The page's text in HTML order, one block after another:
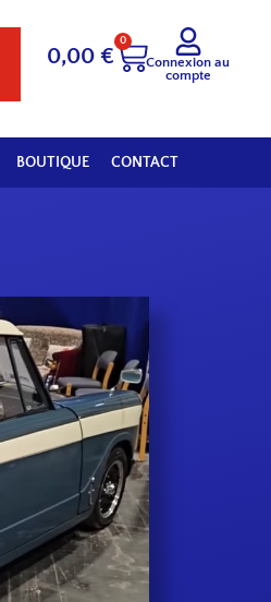
0,00€
0
Connexion au
compte
BOUTIQUE CONTACT